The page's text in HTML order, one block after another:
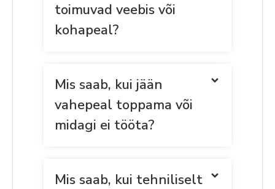
toimuvad veebis või
kohapeal?
Mis saab, kui jään
vahepeal toppama või
midagi ei tööta?
Mis saab, kui tehniliselt